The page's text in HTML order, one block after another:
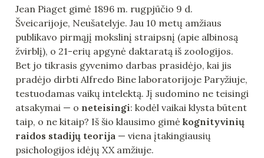
Jean Piaget gimė 1896 m. rugpjūčio 9 d.
Šveicarijoje, Neušatelyje. Jau 10 metų amžiaus
publikavo pirmąjį mokslinį straipsnį (apie albinosą
žvirblį), o 21-erių apgynė daktaratą iš zoologijos.
Bet jo tikrasis gyvenimo darbas prasidėjo, kai jis
pradėjo dirbti Alfredo Bine laboratorijoje Paryžiuje,
testuodamas vaikų intelektą. Jį sudomino ne teisingi
atsakymai — o neteisingi: kodėl vaikai klysta būtent
taip, o ne kitaip? Iš šio klausimo gimė kognityvinių
raidos stadijų teorija — viena įtakingiausių
psichologijos idėjų XX amžiuje.